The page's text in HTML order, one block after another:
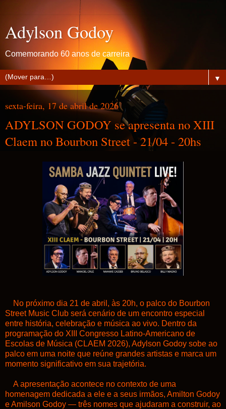
Adylson Godoy
Comemorando 60 anos de carreira
▼
sexta-feira, 17 de abril de 2026
ADYLSON GODOY se apresenta no XIII
Claem no Bourbon Street - 21/04 - 20hs
No próximo dia 21 de abril, às 20h, o palco do Bourbon
Street Music Club será cenário de um encontro especial
entre história, celebração e música ao vivo. Dentro da
programação do XIII Congresso Latino-Americano de
Escolas de Música (CLAEM 2026), Adylson Godoy sobe ao
palco em uma noite que reúne grandes artistas e marca um
momento significativo em sua trajetória.
A apresentação acontece no contexto de uma
homenagem dedicada a ele e a seus irmãos, Amilton Godoy
e Amilson Godoy — três nomes que ajudaram a construir, ao